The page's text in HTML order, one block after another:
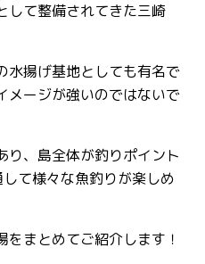
して整備されてきた三崎
水揚げ基地としても有名で
メージが強いのではないで
り、島全体が釣りポイント
て様々な魚釣りが楽しめ
まとめてご紹介します！